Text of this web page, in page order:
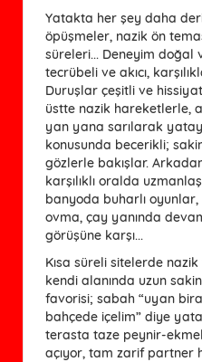
Yatakta her şey daha
öpüşmeler, nazik ön
süreleri... Deneyim doğal
tecrübeli ve akıcı,
Duruşlar çeşitli ve
üstte nazik hareketlerle,
yan yana sarılarak
konusunda becerikli;
gözlerle bakışlar.
karşılıklı oralda
banyoda buharlı
ovma, çay yanında
görüşüne karşı...
Kısa süreli sitelerde
kendi alanında uzun
favorisi; sabah “uyan
bahçede içelim” diye
terasta taze peynir-
açıyor, tam zarif partner